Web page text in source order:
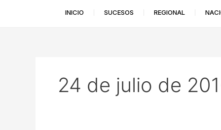
INICIO SUCESOS REGIONAL
24 de julio de